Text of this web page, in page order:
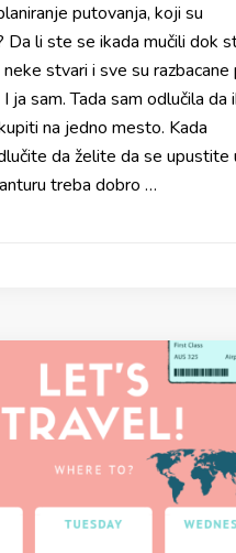
putovanja, koji su
Da li ste se ikada mučili dok
stvari i sve su razbacane
ja sam. Tada sam odlučila da
na jedno mesto. Kada
da želite da se upustite
treba dobro …